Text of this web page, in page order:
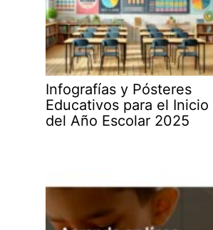
Infografías y Pósteres
Educativos para el Inicio
del Año Escolar 2025